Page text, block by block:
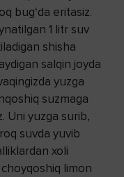
bug‘da eritasiz.
1 litr suv
shisha
salqin joyda
yuzga
suzmaga
Uni yuzga surib,
suvda yuvib
xoli
choyqoshiq limon